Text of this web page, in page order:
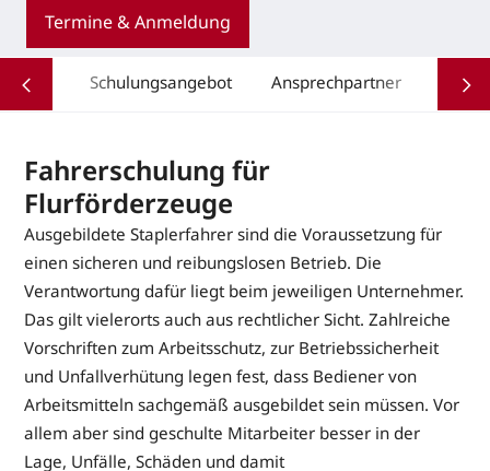
Termine & Anmeldung
Schulungsangebot Ansprechpartner
Fahrerschulung für
Flurförderzeuge
Ausgebildete Staplerfahrer sind die Voraussetzung für
einen sicheren und reibungslosen Betrieb. Die
Verantwortung dafür liegt beim jeweiligen Unternehmer.
Das gilt vielerorts auch aus rechtlicher Sicht. Zahlreiche
Vorschriften zum Arbeitsschutz, zur Betriebssicherheit
und Unfallverhütung legen fest, dass Bediener von
Arbeitsmitteln sachgemäß ausgebildet sein müssen. Vor
allem aber sind geschulte Mitarbeiter besser in der
Lage, Unfälle, Schäden und damit